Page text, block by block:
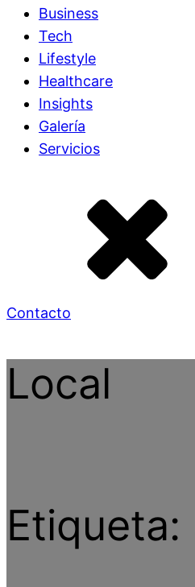
Business
Tech
Lifestyle
Healthcare
Insights
Galería
Servicios
Contacto
Local
Etiqueta: